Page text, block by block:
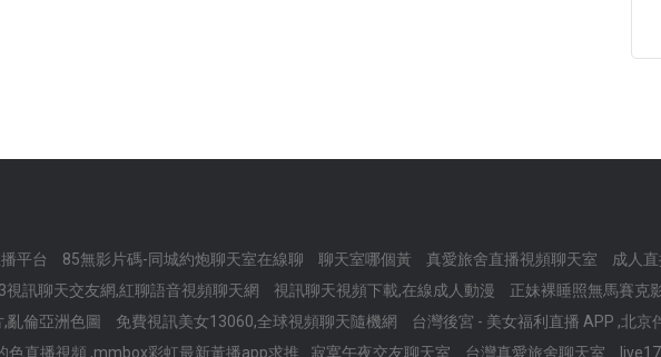
平台 85無影片碼-同城約炮聊天室在線聊 聊天室哪個黃 真愛旅舍直播視頻聊天室 成人
視訊聊天交友網,紅聊語音視頻聊天網 視訊聊天視頻下載,在線成人動漫 正妹裸睡照無馬賽克
亂倫亞洲色圖 免費視訊美女13060,全球視頻聊天隨機網 台灣後宮 - 美女福利直播 APP ,北京
色直播視頻 ,mmbox彩虹最新黃播app求推 寂寞午夜交友聊天室 台灣真愛旅舍聊天室